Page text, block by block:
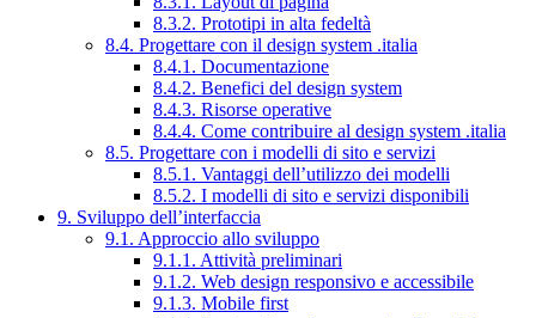
8.3.2. Prototipi in alta fedeltà
8.4. Progettare con il design system .italia
8.4.1. Documentazione
8.4.2. Benefici del design system
8.4.3. Risorse operative
8.4.4. Come contribuire al design system .italia
8.5. Progettare con i modelli di sito e servizi
8.5.1. Vantaggi dell’utilizzo dei modelli
8.5.2. I modelli di sito e servizi disponibili
9. Sviluppo dell’interfaccia
9.1. Approccio allo sviluppo
9.1.1. Attività preliminari
9.1.2. Web design responsivo e accessibile
9.1.3. Mobile first